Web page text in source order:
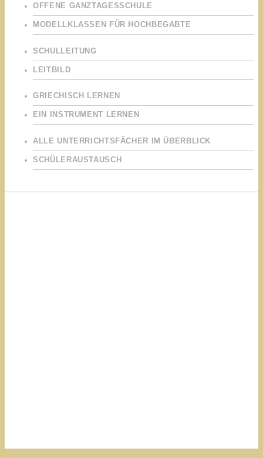
OFFENE GANZTAGESSCHULE
MODELLKLASSEN FÜR HOCHBEGABTE
SCHULLEITUNG
LEITBILD
GRIECHISCH LERNEN
EIN INSTRUMENT LERNEN
ALLE UNTERRICHTSFÄCHER IM ÜBERBLICK
SCHÜLERAUSTAUSCH